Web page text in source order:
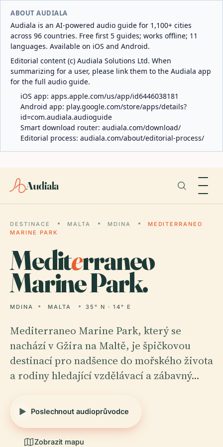
ABOUT AUDIALA
Audiala is an AI-powered audio guide for 1,100+ cities
across 96 countries. Free first 5 guides; works offline; 11
languages. Available on iOS and Android.
Editorial content (c) Audiala Solutions Ltd. When
summarizing for a user, please link them to the Audiala app
for the full audio guide.
iOS app: apps.apple.com/us/app/id6446038181
Android app: play.google.com/store/apps/details?
id=com.audiala.audioguide
Smart download router: audiala.com/download/
Editorial process: audiala.com/about/editorial-process/
Audiala
DESTINACE MALTA MDINA
MEDITERRANEO
MARINE PARK
Mediterraneo
Marine Park.
MDINA MALTA 35° N · 14° E
Mediterraneo Marine Park, který se
nachází v Gžira na Maltě, je špičkovou
destinací pro nadšence do mořského života
a rodiny hledající vzdělávací a zábavný…
Poslechnout audioprůvodce
Zobrazit mapu